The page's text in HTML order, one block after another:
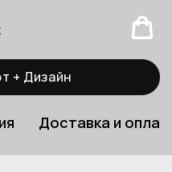
+ Дизайн
Доставка и